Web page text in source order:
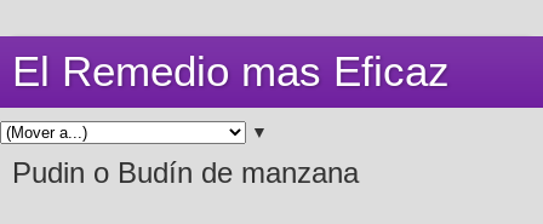
El Remedio mas Eficaz
▼
Pudin o Budín de manzana